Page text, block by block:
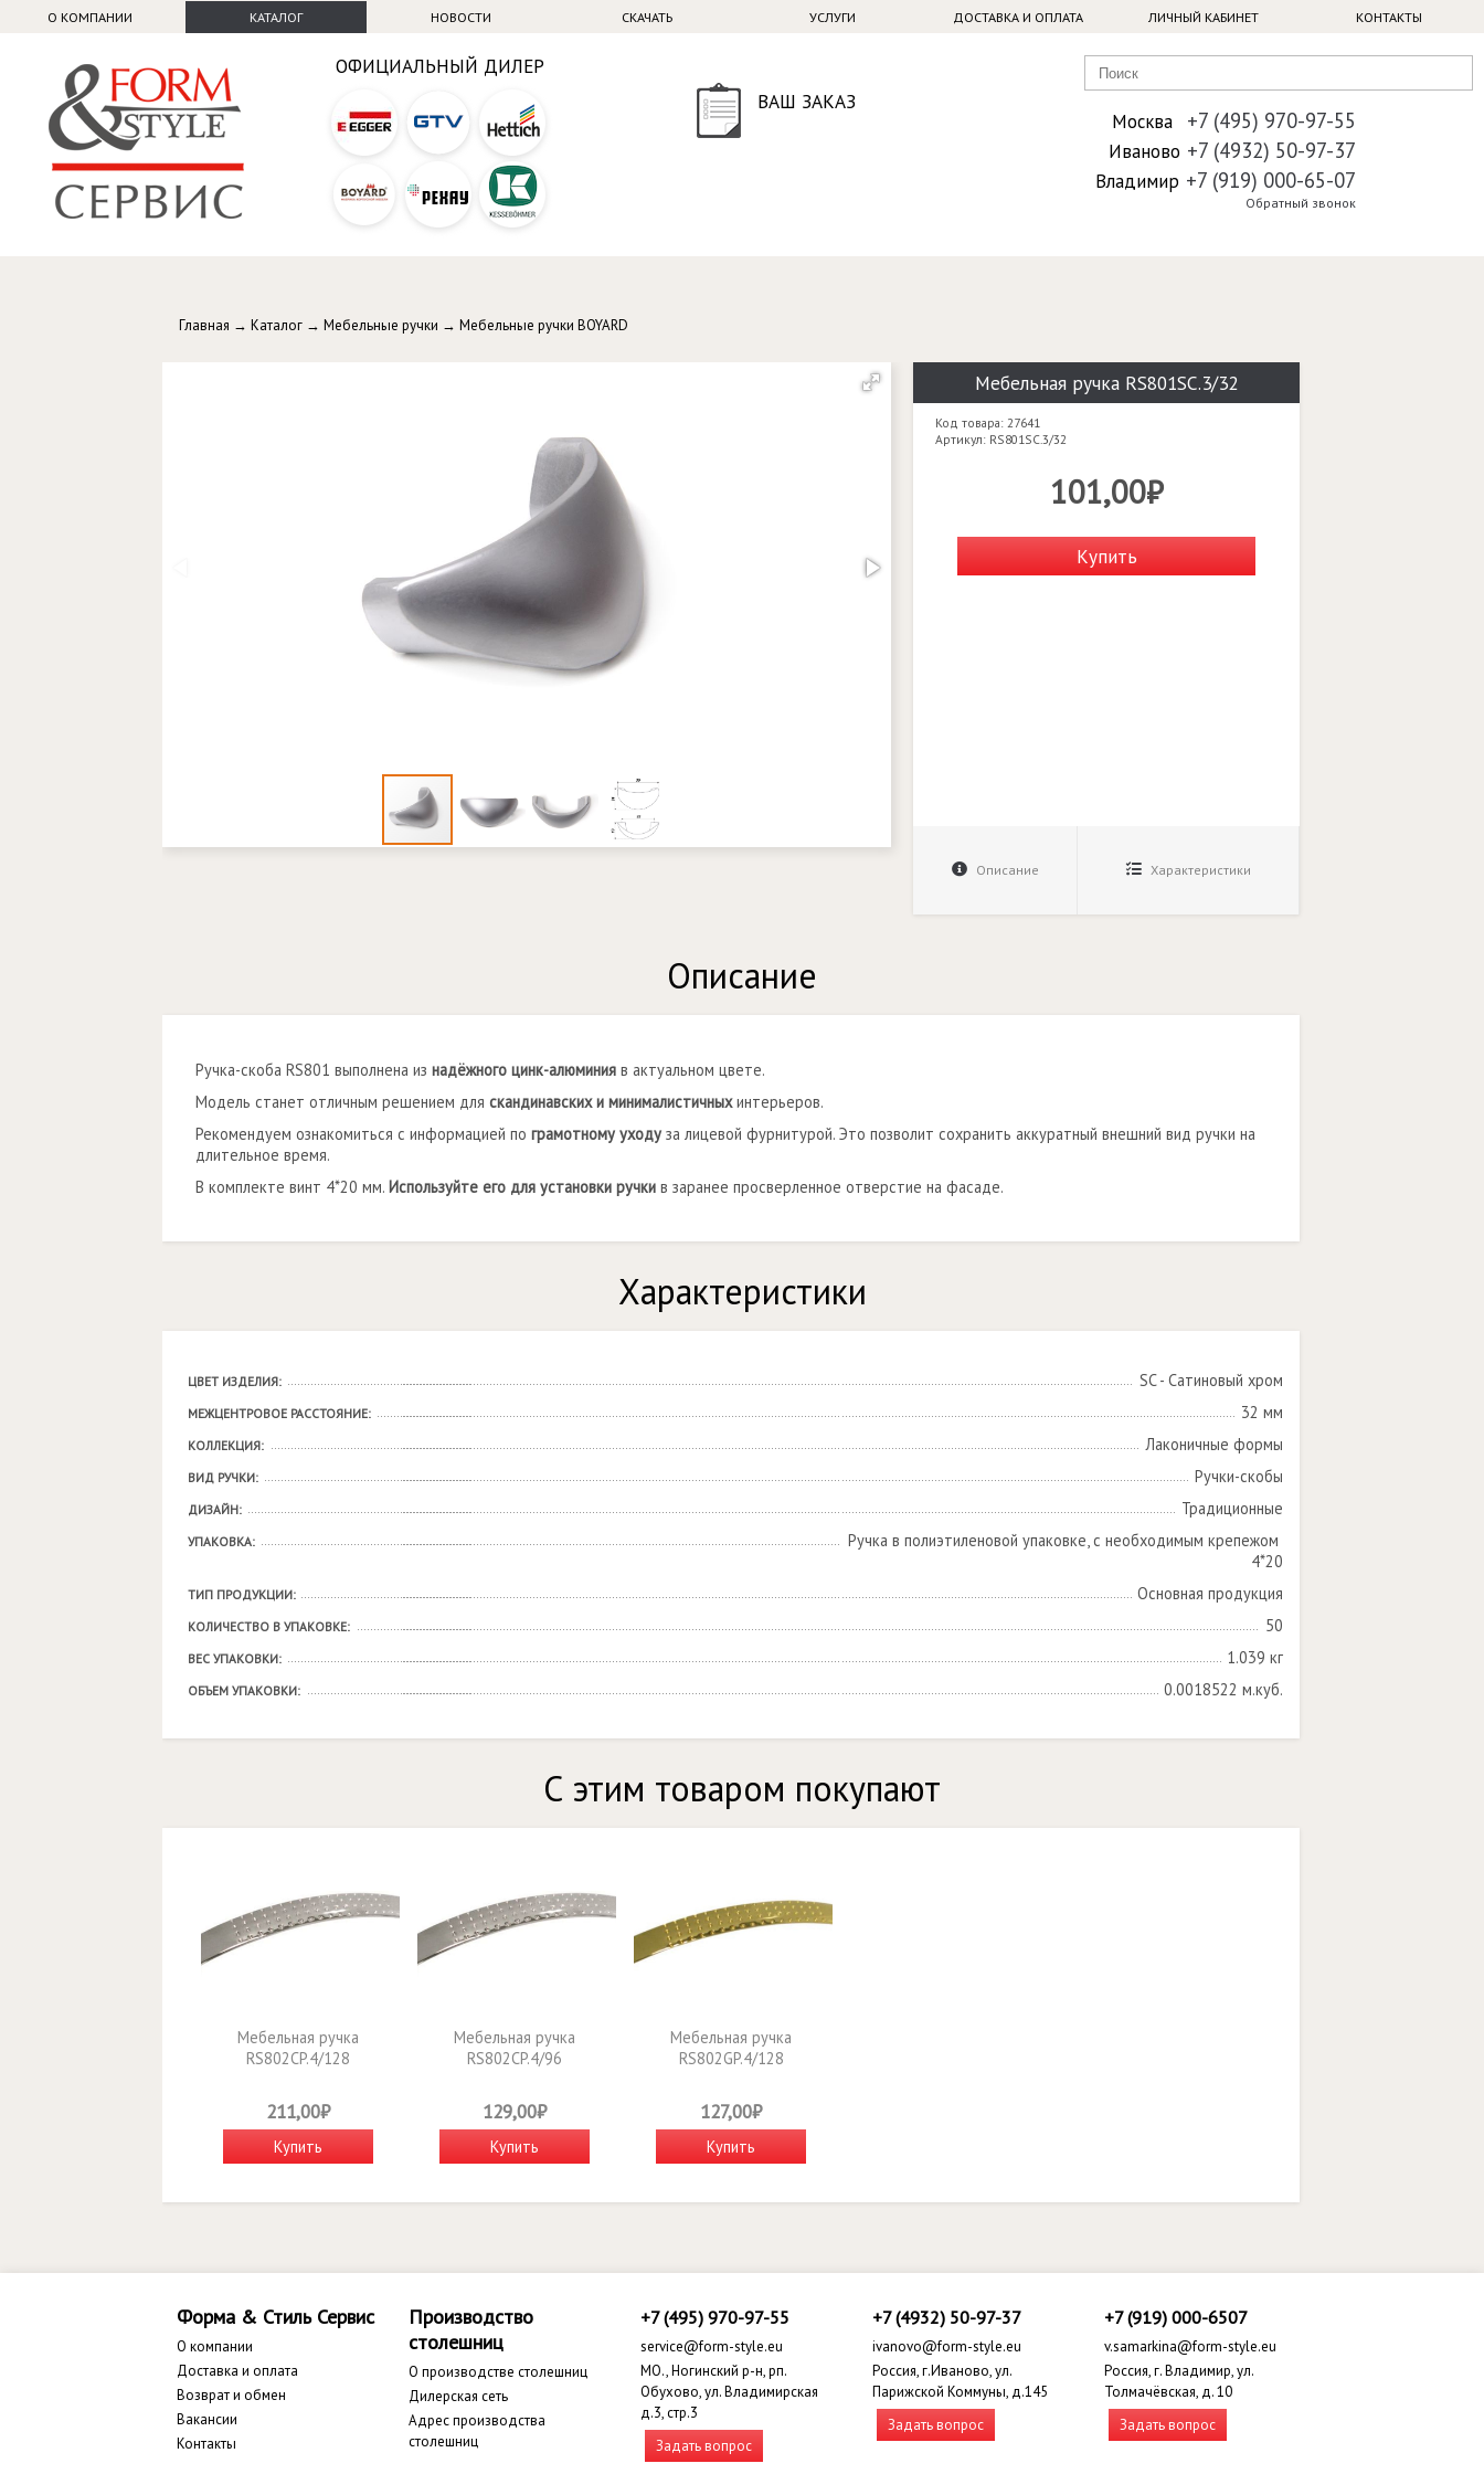
О КОМПАНИИ КАТАЛОГ НОВОСТИ СКАЧАТЬ УСЛУГИ ДОСТАВКА И ОПЛАТА ЛИЧНЫЙ КАБИНЕТ КОНТАКТЫ
ОФИЦИАЛЬНЫЙ ДИЛЕР
ВАШ ЗАКАЗ
Москва +7 (495) 970-97-55
Иваново +7 (4932) 50-97-37
Владимир +7 (919) 000-65-07
Обратный звонок
Главная → Каталог → Мебельные ручки → Мебельные ручки BOYARD
Мебельная ручка RS801SC.3/32
Код товара: 27641
Артикул: RS801SC.3/32
101,00₽
Купить
Описание Характеристики
Описание
Ручка-скоба RS801 выполнена из надёжного цинк-алюминия в актуальном цвете.
Модель станет отличным решением для скандинавских и минималистичныхинтерьеров.
Рекомендуем ознакомиться с информацией по грамотному уходу за лицевой фурнитурой. Это позволит сохранить аккуратный внешний вид ручки на
длительное время.
В комплекте винт 4*20 мм. Используйте его для установки ручки в заранее просверленное отверстие на фасаде.
Характеристики
ЦВЕТ ИЗДЕЛИЯ: SC - Сатиновый хром
МЕЖЦЕНТРОВОЕ РАССТОЯНИЕ: 32 мм
КОЛЛЕКЦИЯ: Лаконичные формы
ВИД РУЧКИ: Ручки-скобы
ДИЗАЙН: Традиционные
УПАКОВКА:
Ручка в полиэтиленовой упаковке, с необходимым крепежом
4*20
ТИП ПРОДУКЦИИ: Основная продукция
КОЛИЧЕСТВО В УПАКОВКЕ: 50
ВЕС УПАКОВКИ: 1.039 кг
ОБЪЕМ УПАКОВКИ: 0.0018522 м.куб.
С этим товаром покупают
Мебельная ручка
RS802CP.4/128
211,00₽
Купить
Мебельная ручка
RS802CP.4/96
129,00₽
Купить
Мебельная ручка
RS802GP.4/128
127,00₽
Купить
Форма & Стиль Сервис
О компании
Доставка и оплата
Возврат и обмен
Вакансии
Контакты
Производство
столешниц
О производстве столешниц
Дилерская сеть
Адрес производства
столешниц
+7 (495) 970-97-55
service@form-style.eu
МО., Ногинский р-н, рп.
Обухово, ул. Владимирская
д.3, стр.3
Задать вопрос
+7 (4932) 50-97-37
ivanovo@form-style.eu
Россия, г.Иваново, ул.
Парижской Коммуны, д.145
Задать вопрос
+7 (919) 000-6507
v.samarkina@form-style.eu
Россия, г. Владимир, ул.
Толмачёвская, д. 10
Задать вопрос